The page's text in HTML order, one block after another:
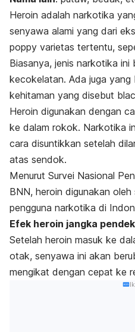
Heroin adalah narkotika
senyawa alami yang dari
poppy varietas tertentu,
Biasanya, jenis narkotika
kecokelatan. Ada juga
kehitaman yang disebut
Heroin digunakan dengan
ke dalam rokok. Narkotika
cara disuntikkan setelah
atas sendok.
Menurut Survei Nasional
BNN, heroin digunakan oleh
pengguna narkotika di
Efek heroin jangka pendek
Setelah heroin masuk ke
otak, senyawa ini akan
mengikat dengan cepat ke